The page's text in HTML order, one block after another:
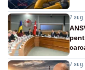
7
7 aug.